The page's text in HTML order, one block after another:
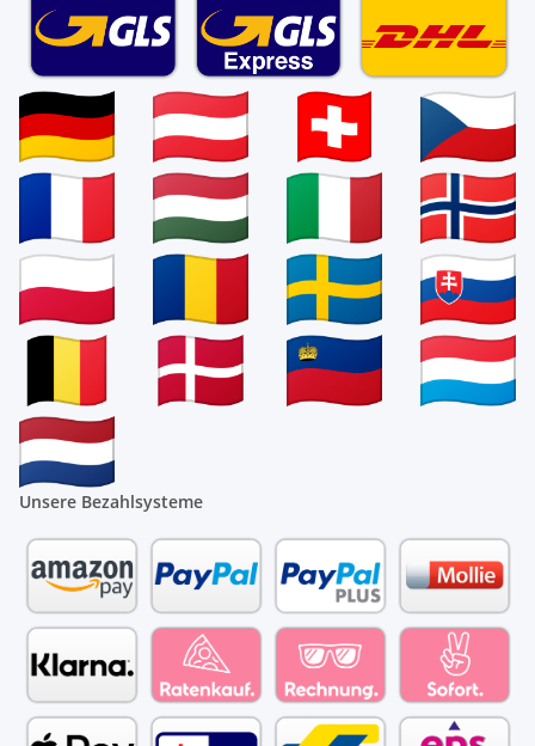
Unsere Bezahlsysteme